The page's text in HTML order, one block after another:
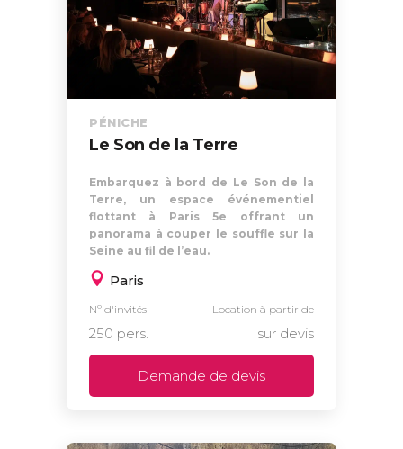
PÉNICHE
Le Son de la Terre
Embarquez à bord de Le Son de la
Terre, un espace événementiel
flottant à Paris 5e offrant un
panorama à couper le souffle sur la
Seine au fil de l’eau.
Paris
Nº d'invités
250 pers.
Location à partir de
sur devis
Demande de devis